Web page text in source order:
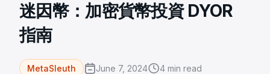
迷因幣：加密貨幣投資 DYOR
指南
MetaSleuth June 7, 2024 4 min read